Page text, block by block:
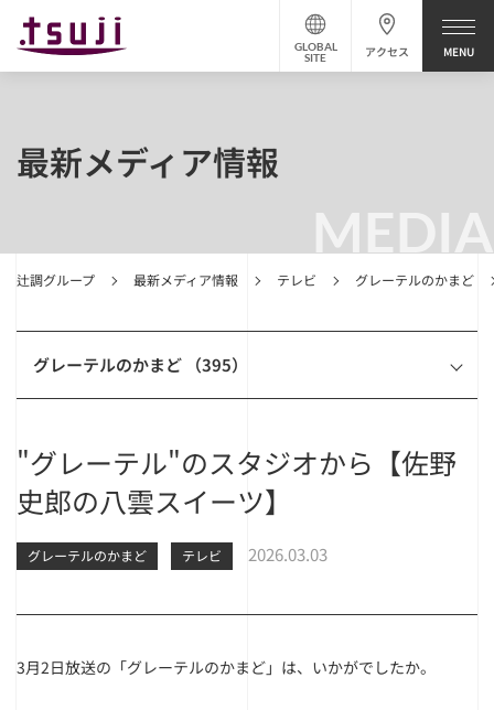
アクセス
GLOBAL
SITE
MEDIA
辻調グループ 最新メディア情報 テレビ グレーテルのかまど
最新メディア情報
グレーテルのかまど （395）
"グレーテル"のスタジオから【佐野
史郎の八雲スイーツ】
グレーテルのかまど テレビ 2026.03.03
3月2日放送の「グレーテルのかまど」は、いかがでしたか。